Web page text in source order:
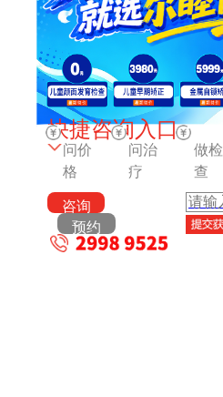
快捷咨询入口
问价
格
问治
疗
做检
查
咨询
预约